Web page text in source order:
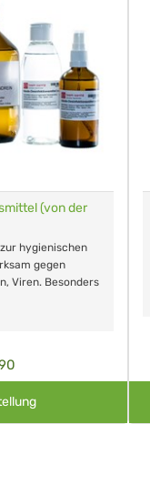
(von der
hygienischen
gegen
Viren. Besonders